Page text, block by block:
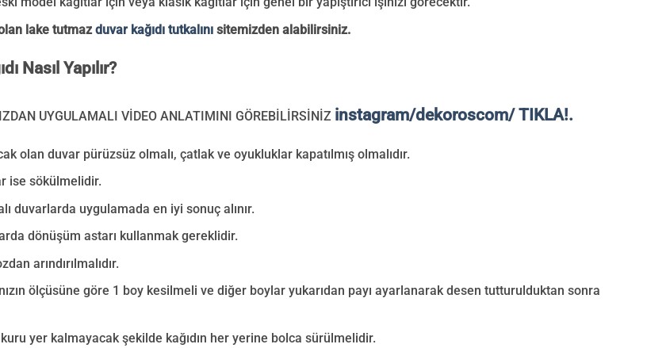
lake tutmazduvar kağıdı tutkalınısitemizden alabilirsiniz.
Nasıl Yapılır?
UYGULAMALI VİDEO ANLATIMINI GÖREBİLİRSİNİZ instagram/dekoroscom/ TIKLA!.
olan duvar pürüzsüz olmalı, çatlak ve oyukluklar kapatılmış olmalıdır.
ise sökülmelidir.
duvarlarda uygulamada en iyi sonuç alınır.
dönüşüm astarı kullanmak gereklidir.
arındırılmalıdır.
ölçüsüne göre 1 boy kesilmeli ve diğer boylar yukarıdan payı ayarlanarak desen tutturulduktan sonra
kuru yer kalmayacak şekilde kağıdın her yerine bolca sürülmelidir.